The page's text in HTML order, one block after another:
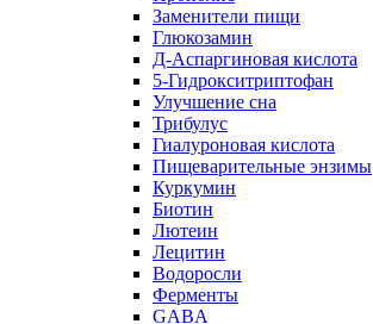
Заменители пищи
Глюкозамин
Д-Аспаргиновая кислота
5-Гидрокситриптофан
Улучшение сна
Трибулус
Гиалуроновая кислота
Пищеварительные энзимы
Куркумин
Биотин
Лютеин
Лецитин
Водоросли
Ферменты
GABA